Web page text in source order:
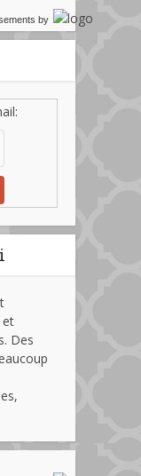
by
et
Des